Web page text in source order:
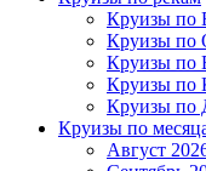
Круизы по
Круизы по
Круизы по
Круизы по
Круизы по
Круизы по
Август